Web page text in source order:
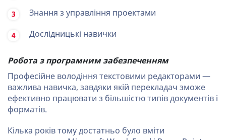
Знання з управління проектами
Дослідницькі навички
Робота з програмним забезпеченням
Професійне володіння текстовими редакторами —
важлива навичка, завдяки якій перекладач зможе
ефективно працювати з більшістю типів документів і
форматів.
Кілька років тому достатньо було вміти